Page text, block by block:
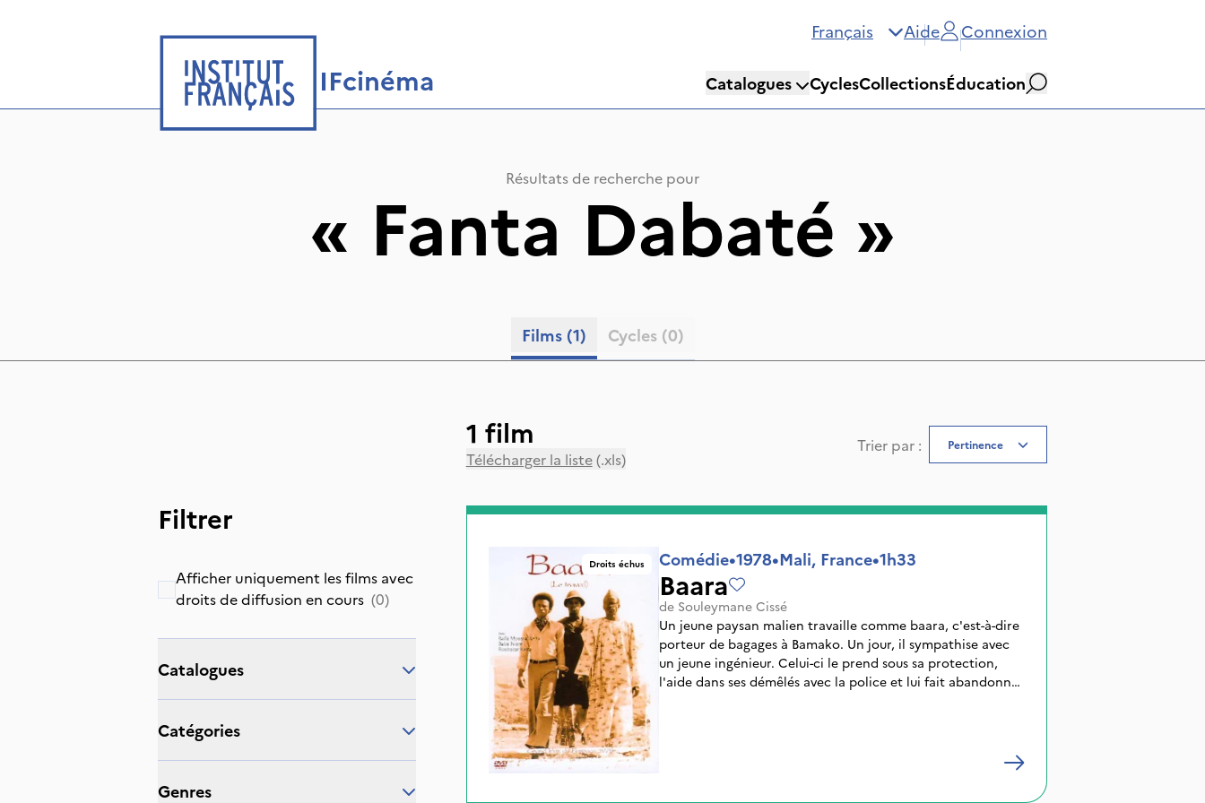
Français Aide Connexion
IFcinéma Catalogues CyclesCollectionsÉducation
Rechercher
Résultats de recherche pour
« Fanta Dabaté »
Films (1) Cycles (0)
Filtrer
Afficher uniquement les films avec
droits de diffusion en cours (0)
catalogues
catégories
genres
1 film
Télécharger la liste(.xls)
Trier par : Pertinence
Droits échus Comédie•1978•Mali, France•1h33
Baara
de Souleymane Cissé
Un jeune paysan malien travaille comme baara, c'est-à-dire
porteur de bagages à Bamako. Un jour, il sympathise avec
un jeune ingénieur. Celui-ci le prend sous sa protection,
l'aide dans ses démêlés avec la police et lui fait abandonner